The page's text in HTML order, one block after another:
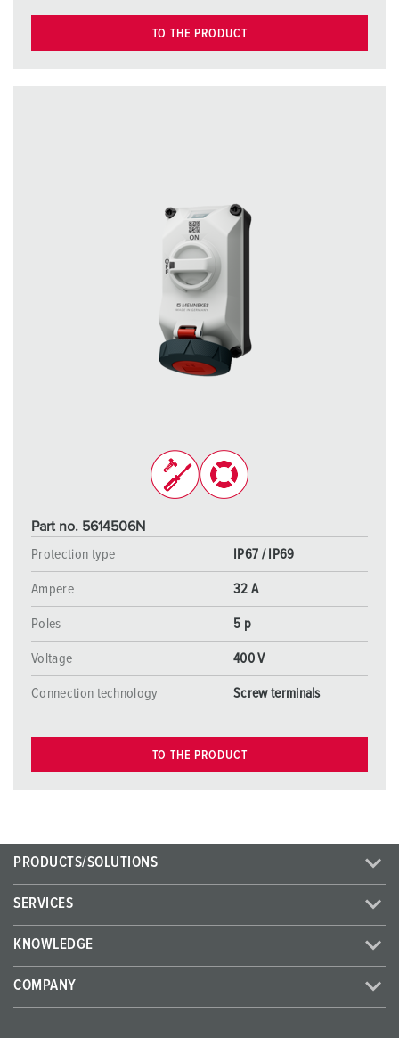
TO THE PRODUCT
Part no. 5614506N
Protection type
IP67 / IP69
Ampere 32 A
Poles 5 p
Voltage 400 V
Connection technology Screw terminals
TO THE PRODUCT
PRODUCTS/SOLUTIONS
SERVICES
KNOWLEDGE
COMPANY